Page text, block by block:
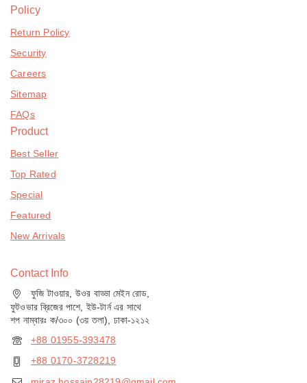
Policy
Return Policy
Security
Careers
Sitemap
FAQs
Product
Best Seller
Top Rated
Special
Featured
New Arrivals
Contact Info
ফুজি টাওয়ার, উওর বাড্ডা মেইন রোড,
ফুটওভার ব্রিজের পাশে, ইউ-টার্ন এর সাথে
শপ নাম্বারঃ ক/৩০০ (৩য় তলা), ঢাকা-১২১২
+88 01955-393478
+88 0170-3728219